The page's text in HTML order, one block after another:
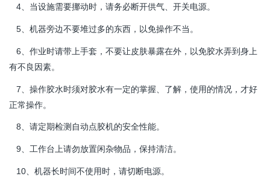
4、 当设施需要挪动时，请务必断开供气、开关电源。
5、 机器旁边不要堆过多的东西，以免操作不当。
6、 作业时请带上手套，不要让皮肤暴露在外，以免胶水弄到身上
有不良因素。
7、 操作胶水时须对胶水有一定的掌握、了解，使用的情况，才好
正常操作。
8、请定期检测自动点胶机的安全性能。
9、 工作台上请勿放置闲杂物品，保持清洁。
10、机器长时间不使用时，请切断电源。